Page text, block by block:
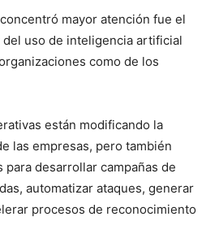
mayor atención fue el
uso de inteligencia artificial
como de los
están modificando la
las empresas, pero también
desarrollar campañas de
automatizar ataques, generar
procesos de reconocimiento